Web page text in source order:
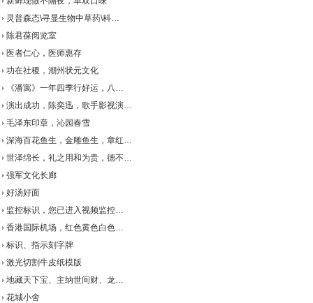
灵普森态\寻显生物中草药\科…
陈君葆阅览室
医者仁心，医师惠存
功在社稷，潮州状元文化
《潘寓》一年四季行好运，八…
演出成功，陈奕迅，歌手影视演…
毛泽东印章，沁园春雪
深海百花鱼生，金雕鱼生，章红…
世泽绵长，礼之用和为贵，德不…
强军文化长廊
好汤好面
监控标识，您已进入视频监控…
香港国际机场，红色黄色白色…
标识、指示刻字牌
激光切割牛皮纸模版
地藏天下宝、主纳世间财、龙…
花城小舍